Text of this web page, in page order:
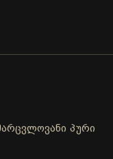
პური